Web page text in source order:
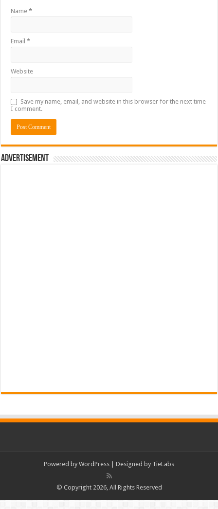
Name*
Email*
Website
Save my name, email, and website in this browser for the next time
I comment.
Advertisement
Powered by WordPress | Designed by TieLabs
© Copyright 2026, All Rights Reserved